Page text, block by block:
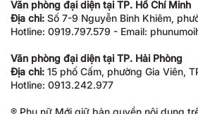
Văn phòng đại diện tại TP. Hồ Chí Minh
Địa chỉ: Số 7-9 Nguyễn Bỉnh Khiêm,
Hotline: 0919.797.579 - Email:
Văn phòng đại diện tại TP. Hải Phòng
Địa chỉ: 15 phố Cấm, phường Gia Viên,
Hotline: 0913.242.977